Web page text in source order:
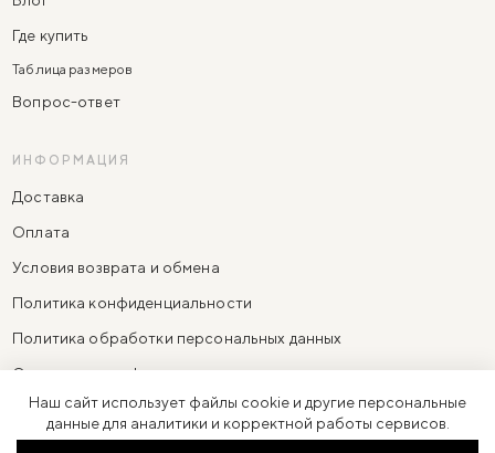
Где купить
Таблица размеров
Вопрос-ответ
ИНФОРМАЦИЯ
Доставка
Оплата
Условия возврата и обмена
Политика конфиденциальности
Политика обработки персональных данных
Согласие на информационно-рекламную рассылку
Согласие на обработку персональных данных
Наш сайт использует файлы cookie и другие персональные
данные для аналитики и корректной работы сервисов.